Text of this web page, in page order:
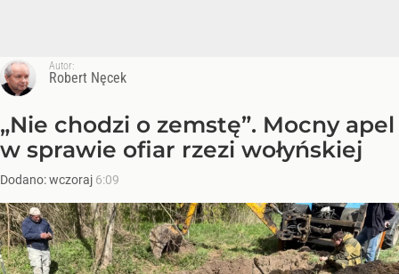
Autor:
Robert Nęcek
„Nie chodzi o zemstę”. Mocny apel
w sprawie ofiar rzezi wołyńskiej
Dodano:wczoraj 6:09